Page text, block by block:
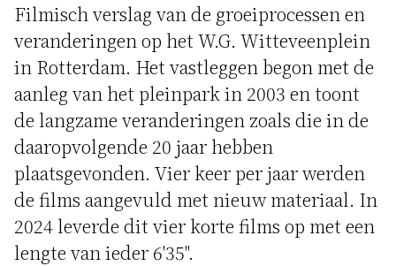
Filmisch verslag van de groeiprocessen en
veranderingen op het W.G. Witteveenplein
in Rotterdam. Het vastleggen begon met de
aanleg van het pleinpark in 2003 en toont
de langzame veranderingen zoals die in de
daaropvolgende 20 jaar hebben
plaatsgevonden. Vier keer per jaar werden
de films aangevuld met nieuw materiaal. In
2024 leverde dit vier korte films op met een
lengte van ieder 6'35".